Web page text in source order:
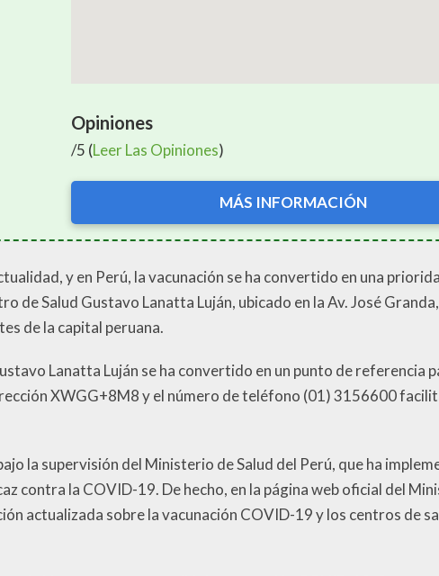
Opiniones
/5 (Leer Las Opiniones)
MÁS INFORMACIÓN
y en Perú, la vacunación se ha convertido en una
de Salud Gustavo Lanatta Luján, ubicado en la Av. José
de la capital peruana.
Lanatta Luján se ha convertido en un punto de referencia
XWGG+8M8 y el número de teléfono (01) 3156600
la supervisión del Ministerio de Salud del Perú, que ha
contra la COVID-19. De hecho, en la página web oficial del
actualizada sobre la vacunación COVID-19 y los centros de